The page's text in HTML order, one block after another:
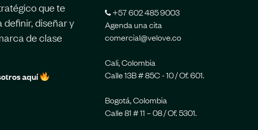
que te
definir, diseñar y
de clase
aquí
+57 602 485 9003
Agenda una cita
comercial@velove.co
Cali, Colombia
Calle 13B # 85C - 10 / Of. 601.
Bogotá, Colombia
Calle 81 # 11 – 08 / Of. 5301.